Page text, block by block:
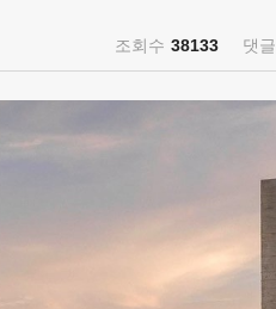
조회수 38133 댓글